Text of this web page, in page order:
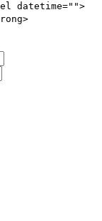
datetime="">